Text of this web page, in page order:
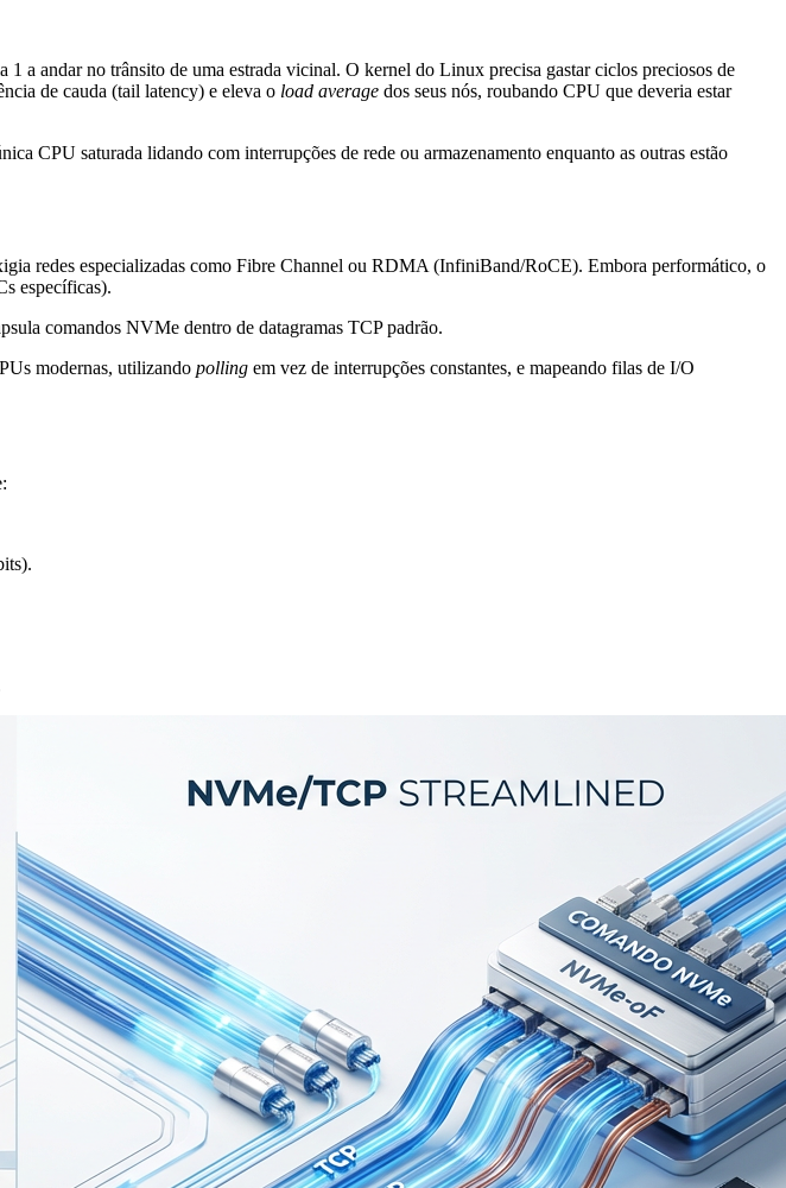
a andar no trânsito de uma estrada vicinal. O kernel do Linux precisa gastar ciclos preciosos de
de cauda (tail latency) e eleva o load average dos seus nós, roubando CPU que deveria estar
CPU saturada lidando com interrupções de rede ou armazenamento enquanto as outras estão
redes especializadas como Fibre Channel ou RDMA (InfiniBand/RoCE). Embora performático, o
específicas).
comandos NVMe dentro de datagramas TCP padrão.
modernas, utilizando polling em vez de interrupções constantes, e mapeando filas de I/O